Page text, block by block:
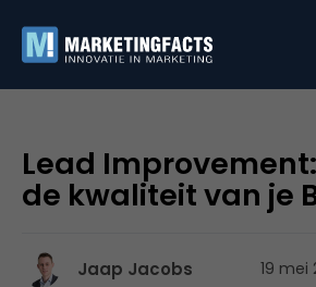
Lead
de kwaliteit van je
Jaap Jacobs 19 mei